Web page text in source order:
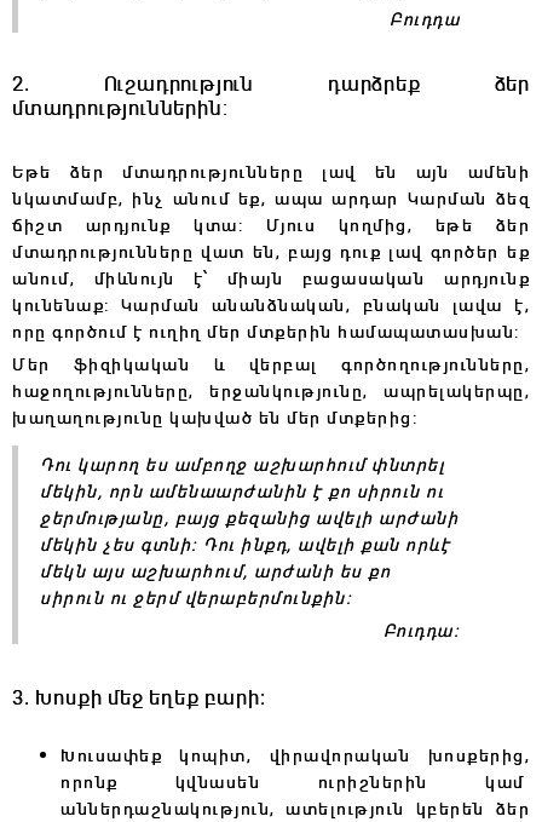
Բուդդա
2. Ուշադրություն դարձրեք ձեր
մտադրություններին:
Եթե ձեր մտադրությունները լավ են այն ամենի
նկատմամբ, ինչ անում եք, ապա արդար Կարման ձեզ
ճիշտ արդյունք կտա: Մյուս կողմից, եթե ձեր
մտադրությունները վատ են, բայց դուք լավ գործեր եք
անում, միևնույն է՝ միայն բացասական արդյունք
կունենաք: Կարման անանձնական, բնական լավա է,
որը գործում է ուղիղ մեր մտքերին համապատասխան:
Մեր ֆիզիկական և վերբալ գործողությունները,
հաջողությունները, երջանկությունը, ապրելակերպը,
խաղաղությունը կախված են մեր մտքերից:
Դու կարող ես ամբողջ աշխարհում փնտրել
մեկին, որն ամենաարժանին է քո սիրուն ու
ջերմությանը, բայց քեզանից ավելի արժանի
մեկին չես գտնի։ Դու ինքդ, ավելի քան որևէ
մեկն այս աշխարհում, արժանի ես քո
սիրուն ու ջերմ վերաբերմունքին։
Բուդդա։
3. Խոսքի մեջ եղեք բարի։
Խուսափեք կոպիտ, վիրավորական խոսքերից,
որոնք կվնասեն ուրիշներին կամ
աններդաշնակություն, ատելություն կբերեն
ձեր